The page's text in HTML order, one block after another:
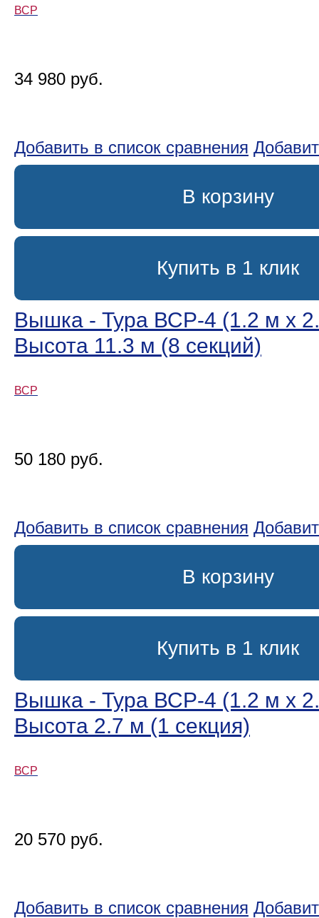
ВСР
34 980 руб.
Добавить в список сравнения
В корзину
Купить в 1 клик
Вышка - Тура ВСР-4 (1.2 м х
Высота 11.3 м (8 секций)
ВСР
50 180 руб.
Добавить в список сравнения
В корзину
Купить в 1 клик
Вышка - Тура ВСР-4 (1.2 м х
Высота 2.7 м (1 секция)
ВСР
20 570 руб.
Добавить в список сравнения